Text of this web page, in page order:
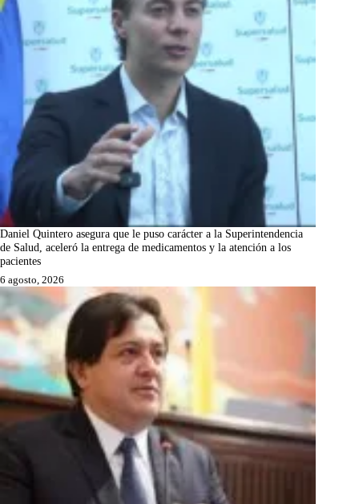
Daniel Quintero asegura que le puso carácter a la Superintendencia
de Salud, aceleró la entrega de medicamentos y la atención a los
pacientes
6 agosto, 2026